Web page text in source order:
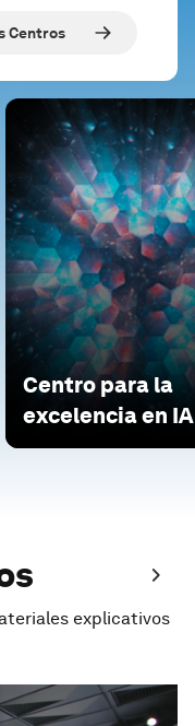
Centros
Centro para la
excelencia en IA
explicativos